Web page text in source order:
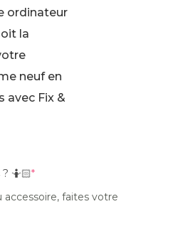
ordinateur
la
neuf en
avec Fix &
🤷🏻*
accessoire, faites votre